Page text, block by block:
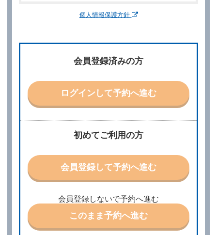
別に定める料金表等に同意のうえ、別に定める方法に
他の借受条件（以下「借受条件」といいます。）を明
示して予約の申込みを行うことができます。なお、当
社は、電話連絡並びに電子メールによる予約に応じま
責任を負わないものとします。
当社は、借受人から予約の申込みがあったときは、原
則として、当社の保有するレンタカーの範囲内で予約
特に認める場合を除き、別に定める予約申込金を支払
うものとします。
第３条（予約の変更）
借受人は、前条第１項の借受条件を変更しようとする
ときは、あらかじめ当社の承諾を受けなければならな
いものとします。
第４条（予約の取消し等）
個人情報保護方針
初めてご利用の方
会員登録して予約へ進む
会員登録しないで予約へ進む
このまま予約へ進む
会員登録済みの方
ログインして予約へ進む